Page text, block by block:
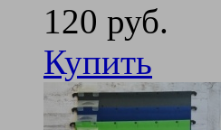
120 руб.
Купить